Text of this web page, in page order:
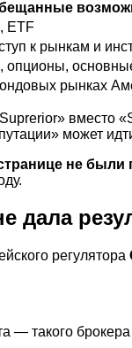
ETF
к рынкам и
опционы,
рынках
вместо
может
не были
дала
регулятора
— такого брокера